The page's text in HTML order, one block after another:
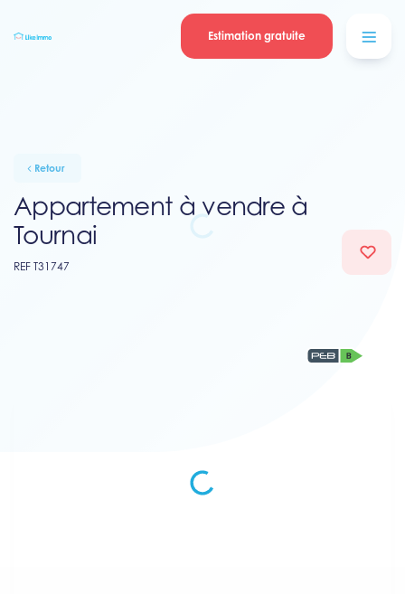
Estimation gratuite
Retour
Appartement à vendre à
Tournai
REF T31747